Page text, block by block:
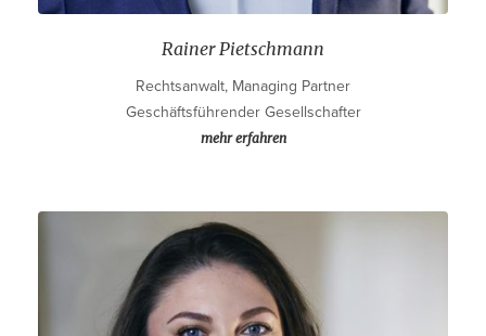
Rainer Pietschmann
Rechtsanwalt, Managing Partner
Geschäftsführender Gesellschafter
mehr erfahren